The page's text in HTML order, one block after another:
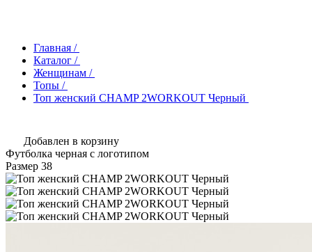
Главная /
Каталог /
Женщинам /
Топы /
Топ женский CHAMP 2WORKOUT Черный
Добавлен в корзину
Футболка черная с логотипом
Размер 38